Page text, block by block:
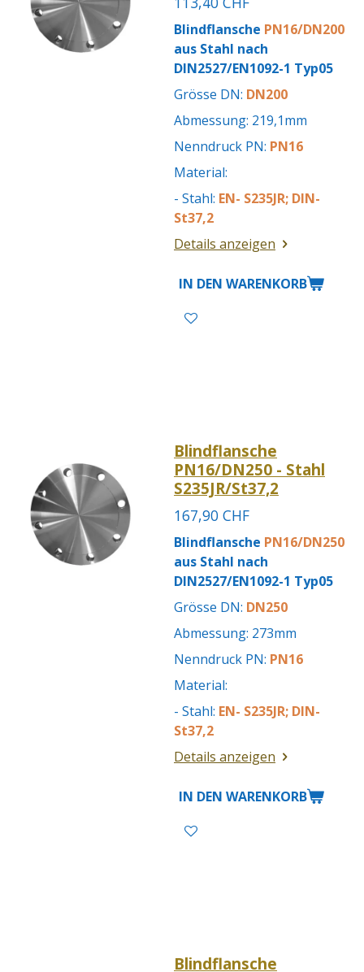
Blindflansche PN16/DN200
aus Stahl nach
DIN2527/EN1092-1 Typ05
Grösse DN: DN200
Abmessung: 219,1mm
Nenndruck PN: PN16
Material:
- Stahl: EN- S235JR; DIN-
St37,2
Details anzeigen
IN DEN WARENKORB
Blindflansche
PN16/DN250 - Stahl
S235JR/St37,2
167,90 CHF
Blindflansche PN16/DN250
aus Stahl nach
DIN2527/EN1092-1 Typ05
Grösse DN: DN250
Abmessung: 273mm
Nenndruck PN: PN16
Material:
- Stahl: EN- S235JR; DIN-
St37,2
Details anzeigen
IN DEN WARENKORB
Blindflansche